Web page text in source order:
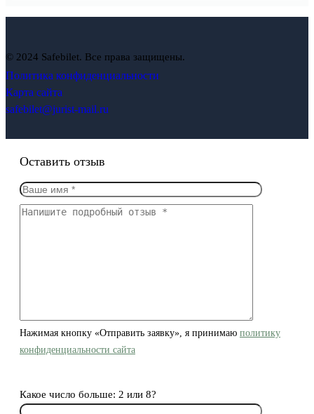
© 2024 Safebilet. Все права защищены.
Политика конфиденциальности
Карта сайта
safebilet@jurist-mail.ru
Оставить отзыв
Нажимая кнопку «Отправить заявку», я принимаю политику
конфиденциальности сайта
Какое число больше: 2 или 8?